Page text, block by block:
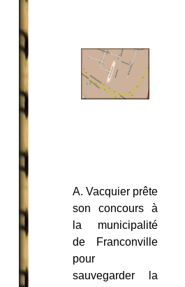
A. Vacquier prête
son concours à
la municipalité
de Franconville
pour
sauvegarder la